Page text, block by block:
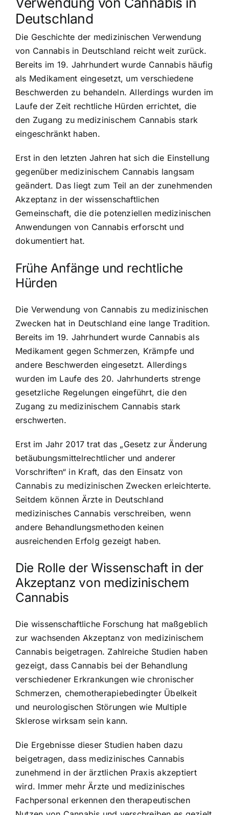
Deutschland
Die Geschichte der medizinischen Verwendung
von Cannabis in Deutschland reicht weit zurück.
Bereits im 19. Jahrhundert wurde Cannabis häufig
als Medikament eingesetzt, um verschiedene
Beschwerden zu behandeln. Allerdings wurden im
Laufe der Zeit rechtliche Hürden errichtet, die
den Zugang zu medizinischem Cannabis stark
eingeschränkt haben.
Erst in den letzten Jahren hat sich die Einstellung
gegenüber medizinischem Cannabis langsam
geändert. Das liegt zum Teil an der zunehmenden
Akzeptanz in der wissenschaftlichen
Gemeinschaft, die die potenziellen medizinischen
Anwendungen von Cannabis erforscht und
dokumentiert hat.
Frühe Anfänge und rechtliche
Hürden
Die Verwendung von Cannabis zu medizinischen
Zwecken hat in Deutschland eine lange Tradition.
Bereits im 19. Jahrhundert wurde Cannabis als
Medikament gegen Schmerzen, Krämpfe und
andere Beschwerden eingesetzt. Allerdings
wurden im Laufe des 20. Jahrhunderts strenge
gesetzliche Regelungen eingeführt, die den
Zugang zu medizinischem Cannabis stark
erschwerten.
Erst im Jahr 2017 trat das „Gesetz zur Änderung
betäubungsmittelrechtlicher und anderer
Vorschriften“ in Kraft, das den Einsatz von
Cannabis zu medizinischen Zwecken erleichterte.
Seitdem können Ärzte in Deutschland
medizinisches Cannabis verschreiben, wenn
andere Behandlungsmethoden keinen
ausreichenden Erfolg gezeigt haben.
Die Rolle der Wissenschaft in der
Akzeptanz von medizinischem
Cannabis
Die wissenschaftliche Forschung hat maßgeblich
zur wachsenden Akzeptanz von medizinischem
Cannabis beigetragen. Zahlreiche Studien haben
gezeigt, dass Cannabis bei der Behandlung
verschiedener Erkrankungen wie chronischer
Schmerzen, chemotherapiebedingter Übelkeit
und neurologischen Störungen wie Multiple
Sklerose wirksam sein kann.
Die Ergebnisse dieser Studien haben dazu
beigetragen, dass medizinisches Cannabis
zunehmend in der ärztlichen Praxis akzeptiert
wird. Immer mehr Ärzte und medizinisches
Fachpersonal erkennen den therapeutischen